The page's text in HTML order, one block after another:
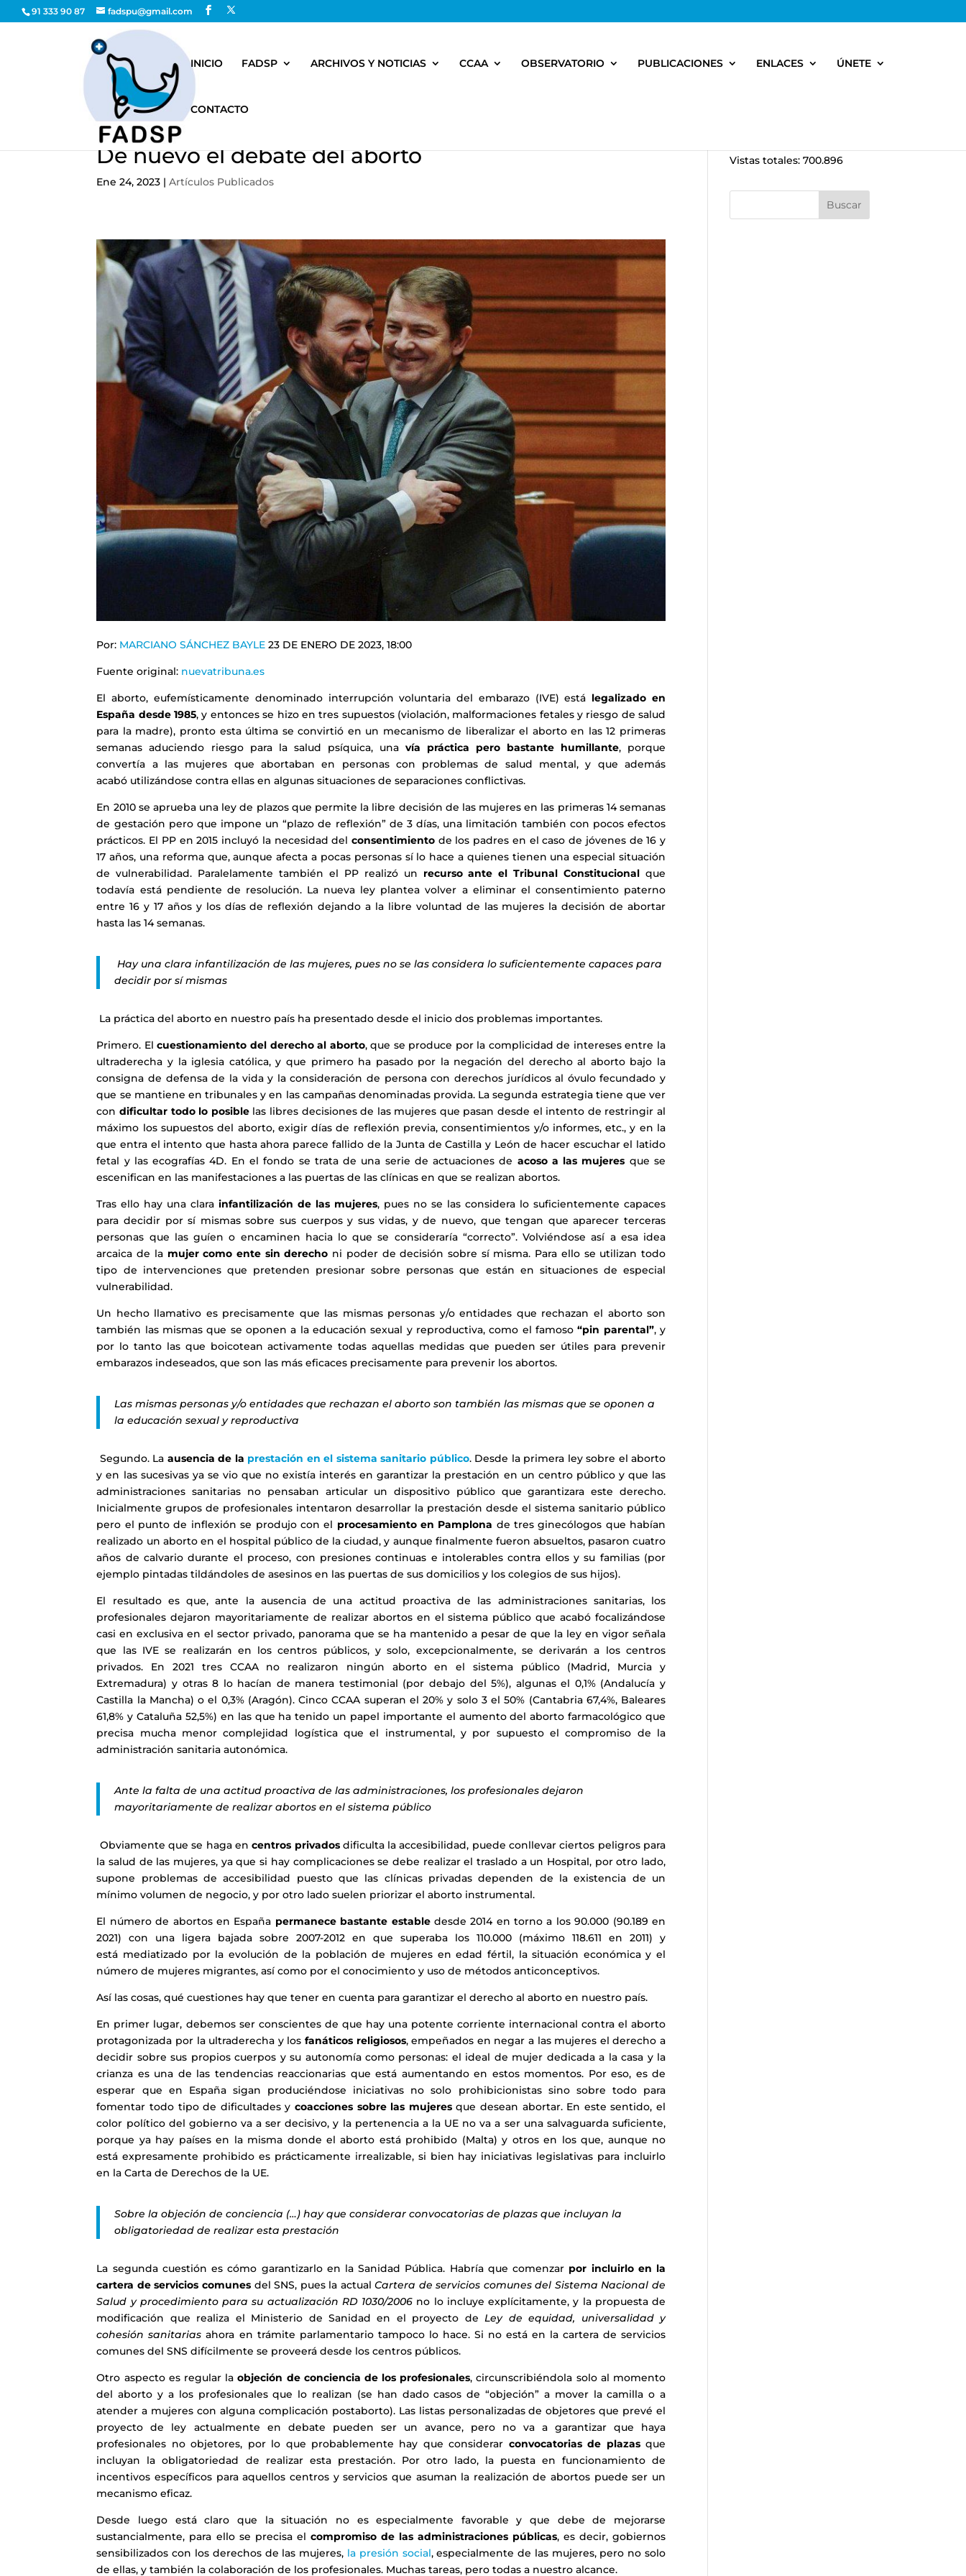
91 333 90 87 fadspu@gmail.com
INICIO FADSP ARCHIVOS Y NOTICIAS CCAA OBSERVATORIO PUBLICACIONES ENLACES ÚNETE
CONTACTO
De nuevo el debate del aborto
Ene 24, 2023 |Artículos Publicados
Por: MARCIANO SÁNCHEZ BAYLE 23 DE ENERO DE 2023, 18:00
Fuente original: nuevatribuna.es
El aborto, eufemísticamente denominado interrupción voluntaria del embarazo (IVE) está legalizado en
España desde 1985, y entonces se hizo en tres supuestos (violación, malformaciones fetales y riesgo de salud
para la madre), pronto esta última se convirtió en un mecanismo de liberalizar el aborto en las 12 primeras
semanas aduciendo riesgo para la salud psíquica, una vía práctica pero bastante humillante, porque
convertía a las mujeres que abortaban en personas con problemas de salud mental, y que además
acabó utilizándose contra ellas en algunas situaciones de separaciones conflictivas.
En 2010 se aprueba una ley de plazos que permite la libre decisión de las mujeres en las primeras 14 semanas
de gestación pero que impone un “plazo de reflexión” de 3 días, una limitación también con pocos efectos
prácticos. El PP en 2015 incluyó la necesidad del consentimientode los padres en el caso de jóvenes de 16 y
17 años, una reforma que, aunque afecta a pocas personas sí lo hace a quienes tienen una especial situación
de vulnerabilidad. Paralelamente también el PP realizó un recurso ante el Tribunal Constitucional que
todavía está pendiente de resolución. La nueva ley plantea volver a eliminar el consentimiento paterno
entre 16 y 17 años y los días de reflexión dejando a la libre voluntad de las mujeres la decisión de abortar
hasta las 14 semanas.
Hay una clara infantilización de las mujeres, pues no se las considera lo suficientemente capaces para
decidir por sí mismas
La práctica del aborto en nuestro país ha presentado desde el inicio dos problemas importantes.
Primero. Elcuestionamiento del derecho al aborto, que se produce por la complicidad de intereses entre la
ultraderecha y la iglesia católica, y que primero ha pasado por la negación del derecho al aborto bajo la
consigna de defensa de la vida y la consideración de persona con derechos jurídicos al óvulo fecundado y
que se mantiene en tribunales y en las campañas denominadas provida. La segunda estrategia tiene que ver
con dificultar todo lo posiblelas libres decisiones de las mujeres que pasan desde el intento de restringir al
máximo los supuestos del aborto, exigir días de reflexión previa, consentimientos y/o informes, etc., y en la
que entra el intento que hasta ahora parece fallido de la Junta de Castilla y León de hacer escuchar el latido
fetal y las ecografías 4D. En el fondo se trata de una serie de actuaciones de acoso a las mujeres que se
escenifican en las manifestaciones a las puertas de las clínicas en que se realizan abortos.
Tras ello hay una clarainfantilización de las mujeres, pues no se las considera lo suficientemente capaces
para decidir por sí mismas sobre sus cuerpos y sus vidas, y de nuevo, que tengan que aparecer terceras
personas que las guíen o encaminen hacia lo que se consideraría “correcto”. Volviéndose así a esa idea
arcaica de la mujer como ente sin derecho ni poder de decisión sobre sí misma. Para ello se utilizan todo
tipo de intervenciones que pretenden presionar sobre personas que están en situaciones de especial
vulnerabilidad.
Un hecho llamativo es precisamente que las mismas personas y/o entidades que rechazan el aborto son
también las mismas que se oponen a la educación sexual y reproductiva, como el famoso“pin parental”, y
por lo tanto las que boicotean activamente todas aquellas medidas que pueden ser útiles para prevenir
embarazos indeseados, que son las más eficaces precisamente para prevenir los abortos.
Las mismas personas y/o entidades que rechazan el aborto son también las mismas que se oponen a
la educación sexual y reproductiva
Segundo. La ausencia de la prestación en el sistema sanitario público. Desde la primera ley sobre el aborto
y en las sucesivas ya se vio que no existía interés en garantizar la prestación en un centro público y que las
administraciones sanitarias no pensaban articular un dispositivo público que garantizara este derecho.
Inicialmente grupos de profesionales intentaron desarrollar la prestación desde el sistema sanitario público
pero el punto de inflexión se produjo con el procesamiento en Pamplona de tres ginecólogos que habían
realizado un aborto en el hospital público de la ciudad, y aunque finalmente fueron absueltos, pasaron cuatro
años de calvario durante el proceso, con presiones continuas e intolerables contra ellos y su familias (por
ejemplo pintadas tildándoles de asesinos en las puertas de sus domicilios y los colegios de sus hijos).
El resultado es que, ante la ausencia de una actitud proactiva de las administraciones sanitarias, los
profesionales dejaron mayoritariamente de realizar abortos en el sistema público que acabó focalizándose
casi en exclusiva en el sector privado, panorama que se ha mantenido a pesar de que la ley en vigor señala
que las IVE se realizarán en los centros públicos, y solo, excepcionalmente, se derivarán a los centros
privados. En 2021 tres CCAA no realizaron ningún aborto en el sistema público (Madrid, Murcia y
Extremadura) y otras 8 lo hacían de manera testimonial (por debajo del 5%), algunas el 0,1% (Andalucía y
Castilla la Mancha) o el 0,3% (Aragón). Cinco CCAA superan el 20% y solo 3 el 50% (Cantabria 67,4%, Baleares
61,8% y Cataluña 52,5%) en las que ha tenido un papel importante el aumento del aborto farmacológico que
precisa mucha menor complejidad logística que el instrumental, y por supuesto el compromiso de la
administración sanitaria autonómica.
Ante la falta de una actitud proactiva de las administraciones, los profesionales dejaron
mayoritariamente de realizar abortos en el sistema público
Obviamente que se haga encentros privadosdificulta la accesibilidad, puede conllevar ciertos peligros para
la salud de las mujeres, ya que si hay complicaciones se debe realizar el traslado a un Hospital, por otro lado,
supone problemas de accesibilidad puesto que las clínicas privadas dependen de la existencia de un
mínimo volumen de negocio, y por otro lado suelen priorizar el aborto instrumental.
El número de abortos en España permanece bastante establedesde 2014 en torno a los 90.000 (90.189 en
2021) con una ligera bajada sobre 2007-2012 en que superaba los 110.000 (máximo 118.611 en 2011) y
está mediatizado por la evolución de la población de mujeres en edad fértil, la situación económica y el
número de mujeres migrantes, así como por el conocimiento y uso de métodos anticonceptivos.
Así las cosas, qué cuestiones hay que tener en cuenta para garantizar el derecho al aborto en nuestro país.
En primer lugar, debemos ser conscientes de que hay una potente corriente internacional contra el aborto
protagonizada por la ultraderecha y losfanáticos religiosos, empeñados en negar a las mujeres el derecho a
decidir sobre sus propios cuerpos y su autonomía como personas: el ideal de mujer dedicada a la casa y la
crianza es una de las tendencias reaccionarias que está aumentando en estos momentos. Por eso, es de
esperar que en España sigan produciéndose iniciativas no solo prohibicionistas sino sobre todo para
fomentar todo tipo de dificultades ycoacciones sobre las mujeresque desean abortar. En este sentido, el
color político del gobierno va a ser decisivo, y la pertenencia a la UE no va a ser una salvaguarda suficiente,
porque ya hay países en la misma donde el aborto está prohibido (Malta) y otros en los que, aunque no
está expresamente prohibido es prácticamente irrealizable, si bien hay iniciativas legislativas para incluirlo
en la Carta de Derechos de la UE.
Sobre la objeción de conciencia (…) hay que considerar convocatorias de plazas que incluyan la
obligatoriedad de realizar esta prestación
La segunda cuestión es cómo garantizarlo en la Sanidad Pública. Habría que comenzar por incluirlo en la
cartera de servicios comunes del SNS, pues la actualCartera de servicios comunes del Sistema Nacional de
Salud y procedimiento para su actualización RD 1030/2006 no lo incluye explícitamente, y la propuesta de
modificación que realiza el Ministerio de Sanidad en el proyecto deLey de equidad, universalidad y
cohesión sanitarias ahora en trámite parlamentario tampoco lo hace. Si no está en la cartera de servicios
comunes del SNS difícilmente se proveerá desde los centros públicos.
Otro aspecto es regular laobjeción de conciencia de los profesionales, circunscribiéndola solo al momento
del aborto y a los profesionales que lo realizan (se han dado casos de “objeción” a mover la camilla o a
atender a mujeres con alguna complicación postaborto). Las listas personalizadas de objetores que prevé el
proyecto de ley actualmente en debate pueden ser un avance, pero no va a garantizar que haya
profesionales no objetores, por lo que probablemente hay que considerar convocatorias de plazasque
incluyan la obligatoriedad de realizar esta prestación. Por otro lado, la puesta en funcionamiento de
incentivos específicos para aquellos centros y servicios que asuman la realización de abortos puede ser un
mecanismo eficaz.
Desde luego está claro que la situación no es especialmente favorable y que debe de mejorarse
sustancialmente, para ello se precisa el compromiso de las administraciones públicas, es decir, gobiernos
sensibilizados con los derechos de las mujeres, la presión social, especialmente de las mujeres, pero no solo
de ellas, y también la colaboración de los profesionales. Muchas tareas, pero todas a nuestro alcance.
Vistas totales:700.896